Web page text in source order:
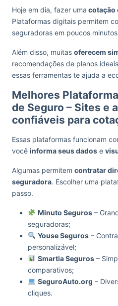
Hoje em dia, fazer uma cotação
Plataformas digitais permitem
seguradoras em poucos
Além disso, muitas oferecem
recomendações de planos
essas ferramentas te ajuda a
Melhores
de Seguro – Sites e
confiáveis para
Essas plataformas funcionam
você informa seus dados e
Algumas permitem contratar
seguradora. Escolher uma
passo.
Minuto Seguros–
seguradoras;
Youse Seguros–
personalizável;
Smartia Seguros–
comparativos;
SeguroAuto.org –
cliques.